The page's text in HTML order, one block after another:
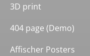
3D print
404 page (Demo)
Affischer Posters